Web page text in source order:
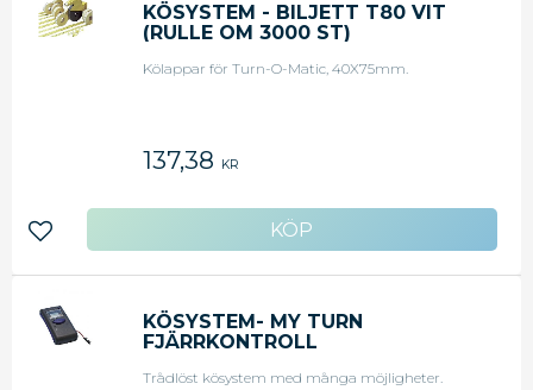
KÖSYSTEM - BILJETT T80 VIT
(RULLE OM 3000 ST)
Kölappar för Turn-O-Matic, 40X75mm.
137,38 KR
Lägg till i favoriter
KÖSYSTEM- MY TURN
FJÄRRKONTROLL
Trådlöst kösystem med många möjligheter.